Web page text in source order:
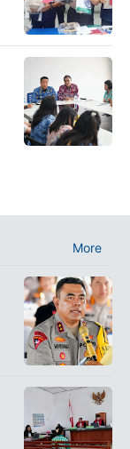
More